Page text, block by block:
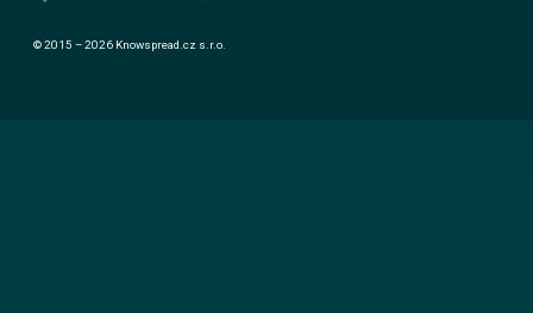
© 2015 – 2026 Knowspread.cz s.r.o.